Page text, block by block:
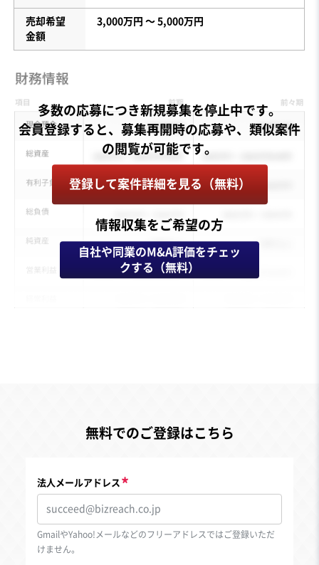
売却希望
金額
3,000万円 〜 5,000万円
多数の応募につき新規募集を停止中です。
会員登録すると、募集再開時の応募や、類似案件
登録して案件詳細を見る（無料）
情報収集をご希望の方
自社や同業のM&A評価をチェッ
クする（無料）
無料でのご登録はこちら
法人メールアドレス
GmailやYahoo!メールなどのフリーアドレスではご登録いただ
けません。